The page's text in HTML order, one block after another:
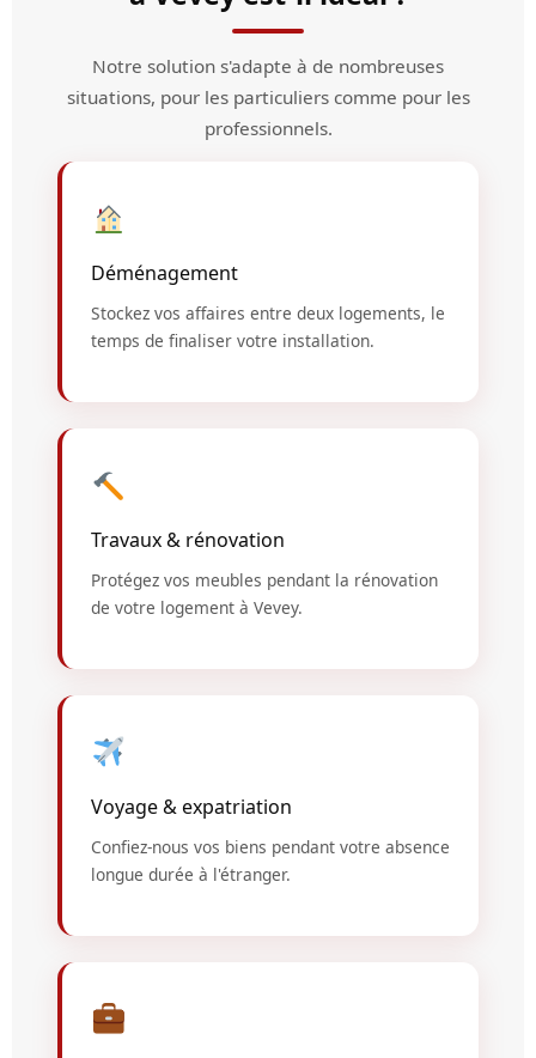
Notre solution s'adapte à de nombreuses
situations, pour les particuliers comme pour les
professionnels.
Déménagement
Stockez vos affaires entre deux logements, le
temps de finaliser votre installation.
Travaux & rénovation
Protégez vos meubles pendant la rénovation
de votre logement à Vevey.
Voyage & expatriation
Confiez-nous vos biens pendant votre absence
longue durée à l'étranger.